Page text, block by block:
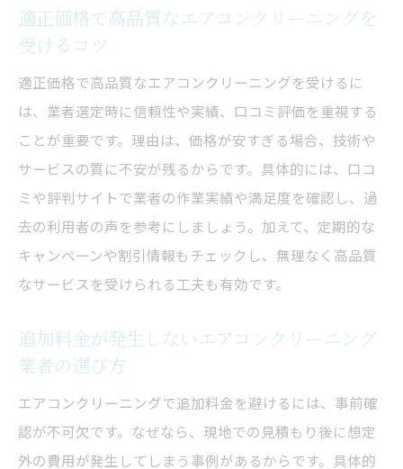
適正価格で高品質なエアコンクリーニングを
受けるコツ
適正価格で高品質なエアコンクリーニングを受けるに
は、業者選定時に信頼性や実績、口コミ評価を重視する
ことが重要です。理由は、価格が安すぎる場合、技術や
サービスの質に不安が残るからです。具体的には、口コ
ミや評判サイトで業者の作業実績や満足度を確認し、過
去の利用者の声を参考にしましょう。加えて、定期的な
キャンペーンや割引情報もチェックし、無理なく高品質
なサービスを受けられる工夫も有効です。
追加料金が発生しないエアコンクリーニング
業者の選び方
エアコンクリーニングで追加料金を避けるには、事前確
認が不可欠です。なぜなら、現地での見積もり後に想定
外の費用が発生してしまう事例があるからです。具体的